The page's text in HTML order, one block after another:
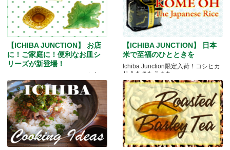
【ICHIBA JUNCTION】 お店
に！ご家庭に！便利なお皿シ
リーズが新登場！
Ichiba Junctionオススメ！ 在庫に
限りあり。
【ICHIBA JUNCTION】 日本
米で至福のひとときを
Ichiba Junction限定入荷！コシヒカ
リ＆あきたこまち